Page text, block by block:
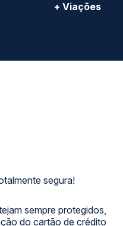
+ Viações
segura!
sempre protegidos,
do cartão de crédito